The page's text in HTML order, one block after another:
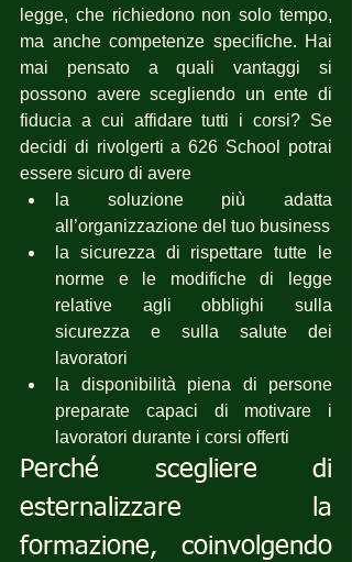
legge, che richiedono non solo tempo,
ma anche competenze specifiche. Hai
mai pensato a quali vantaggi si
possono avere scegliendo un ente di
fiducia a cui affidare tutti i corsi? Se
decidi di rivolgerti a 626 School potrai
essere sicuro di avere
la soluzione più adatta
all’organizzazione del tuo business
la sicurezza di rispettare tutte le
norme e le modifiche di legge
relative agli obblighi sulla
sicurezza e sulla salute dei
lavoratori
la disponibilità piena di persone
preparate capaci di motivare i
lavoratori durante i corsi offerti
Perché scegliere di
esternalizzare la
formazione, coinvolgendo